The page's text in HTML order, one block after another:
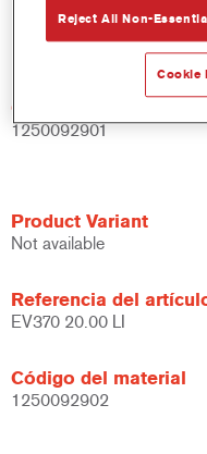
Referencia del
Código del material
1250092901
Product Variant
Not available
Referencia del
EV370 20.00 LI
Código del material
1250092902
Reject All Non-
Cookie